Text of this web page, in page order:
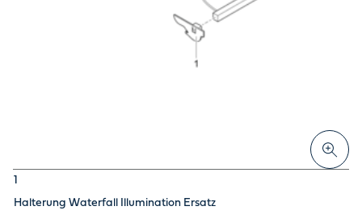
1
Halterung Waterfall Illumination Ersatz